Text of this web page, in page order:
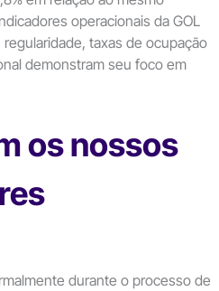
operacionais da GOL
taxas de ocupação
demonstram seu foco em
os nossos
durante o processo de